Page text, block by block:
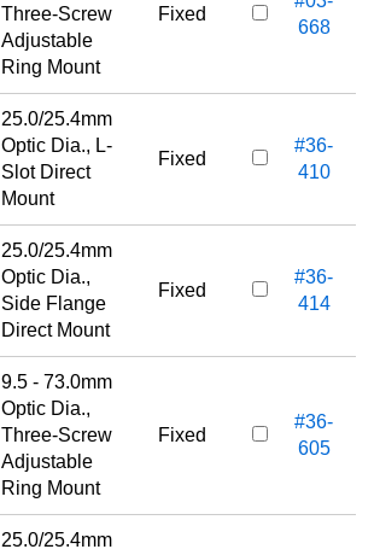
Three-Screw
Adjustable
Ring Mount
Fixed
668
25.0/25.4mm
Optic Dia., L-
Slot Direct
Mount
Fixed
#36-
410
25.0/25.4mm
Optic Dia.,
Side Flange
Direct Mount
Fixed
#36-
414
9.5 - 73.0mm
Optic Dia.,
Three-Screw
Adjustable
Ring Mount
Fixed
#36-
605
25.0/25.4mm